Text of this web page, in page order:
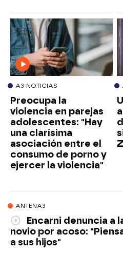
A3 NOTICIAS
Preocupa la
violencia en parejas
adolescentes: "Hay
una clarísima
asociación entre el
consumo de porno y
ejercer la violencia"
ANTENA3
Encarni denuncia a
novio por acoso:
a sus hijos"